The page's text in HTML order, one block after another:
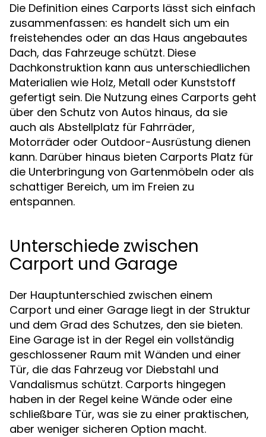
Die Definition eines Carports lässt sich einfach
zusammenfassen: es handelt sich um ein
freistehendes oder an das Haus angebautes
Dach, das Fahrzeuge schützt. Diese
Dachkonstruktion kann aus unterschiedlichen
Materialien wie Holz, Metall oder Kunststoff
gefertigt sein. Die Nutzung eines Carports geht
über den Schutz von Autos hinaus, da sie
auch als Abstellplatz für Fahrräder,
Motorräder oder Outdoor-Ausrüstung dienen
kann. Darüber hinaus bieten Carports Platz für
die Unterbringung von Gartenmöbeln oder als
schattiger Bereich, um im Freien zu
entspannen.
Unterschiede zwischen
Carport und Garage
Der Hauptunterschied zwischen einem
Carport und einer Garage liegt in der Struktur
und dem Grad des Schutzes, den sie bieten.
Eine Garage ist in der Regel ein vollständig
geschlossener Raum mit Wänden und einer
Tür, die das Fahrzeug vor Diebstahl und
Vandalismus schützt. Carports hingegen
haben in der Regel keine Wände oder eine
schließbare Tür, was sie zu einer praktischen,
aber weniger sicheren Option macht.